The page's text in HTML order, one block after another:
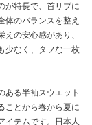
が特長で、首リブに
体のバランスを整え
の安心感があり、
少なく、タフな一枚
ある半袖スウエット
ことから春から夏に
イテムです。日本人